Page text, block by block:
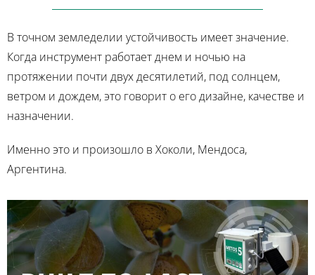
В точном земледелии устойчивость имеет значение.
Когда инструмент работает днем и ночью на
протяжении почти двух десятилетий, под солнцем,
ветром и дождем, это говорит о его дизайне, качестве и
назначении.
Именно это и произошло в Хоколи, Мендоса,
Аргентина.